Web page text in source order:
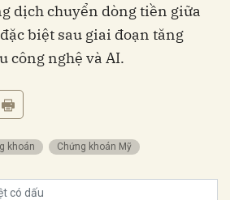
dịch chuyển dòng tiền giữa
biệt sau giai đoạn tăng
công nghệ và AI.
khoán Chứng khoán Mỹ